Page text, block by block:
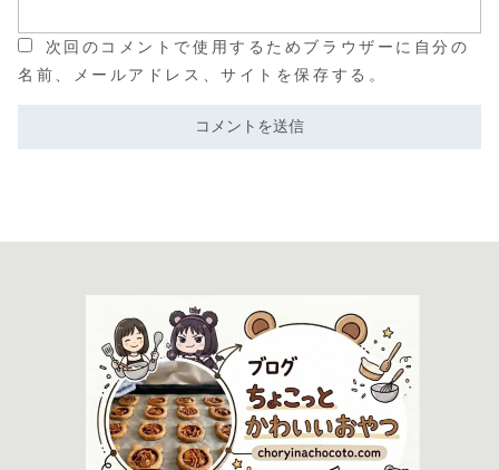
次回のコメントで使用するためブラウザーに自分の
名前、メールアドレス、サイトを保存する。